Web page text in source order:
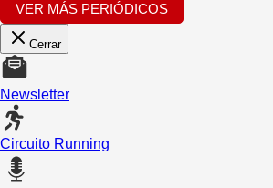
VER MÁS PERIÓDICOS
Cerrar
Newsletter
Circuito Running